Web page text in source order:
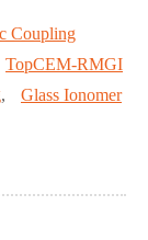
Coupling
TopCEM-RMGI
,
Glass Ionomer